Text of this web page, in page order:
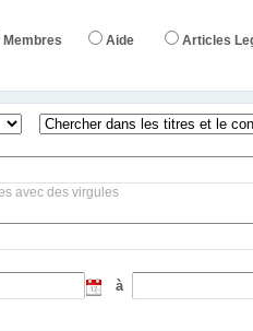
Membres Aide Articles
avec des virgules
à